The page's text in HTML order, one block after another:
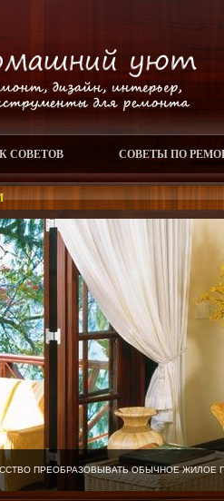
СОВЕТОВ СОВЕТЫ ПО
ПРЕОБРАЗОВЫВАТЬ ОБЫЧНОЕ